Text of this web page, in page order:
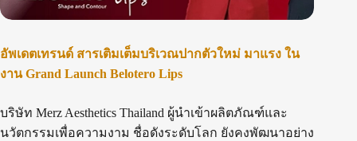
อัพเดตเทรนด์ สารเติมเต็มบริเวณปากตัวใหม่ มาแรง ใน
งาน Grand Launch Belotero Lips
บริษัท Merz Aesthetics Thailand ผู้นำเข้าผลิตภัณฑ์และ
นวัตกรรมเพื่อความงาม ชื่อดังระดับโลก ยังคงพัฒนาอย่าง